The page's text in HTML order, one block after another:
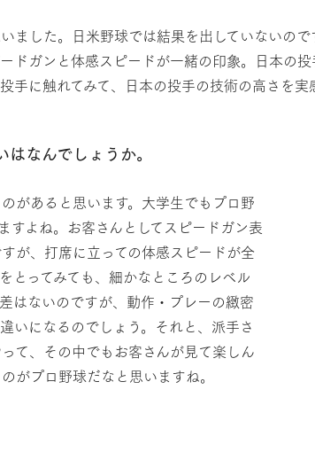
ました。日米野球では結果を出していないの
ドガンと体感スピードが一緒の印象。日本の
手に触れてみて、日本の投手の技術の高さを実
なんでしょうか。
があると思います。大学生でもプロ野
すよね。お客さんとしてスピードガン表
が、打席に立っての体感スピードが全
とってみても、細かなところのレベル
はないのですが、動作・プレーの緻密
いになるのでしょう。それと、派手さ
て、その中でもお客さんが見て楽しん
がプロ野球だなと思いますね。